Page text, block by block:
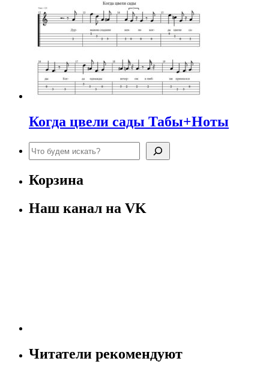
Когда цвели сады Табы+Ноты
Поиск
Корзина
Наш канал на VK
Читатели рекомендуют